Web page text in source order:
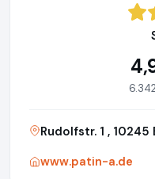
Rudolfstr. 1 , 10245
www.patin-a.de